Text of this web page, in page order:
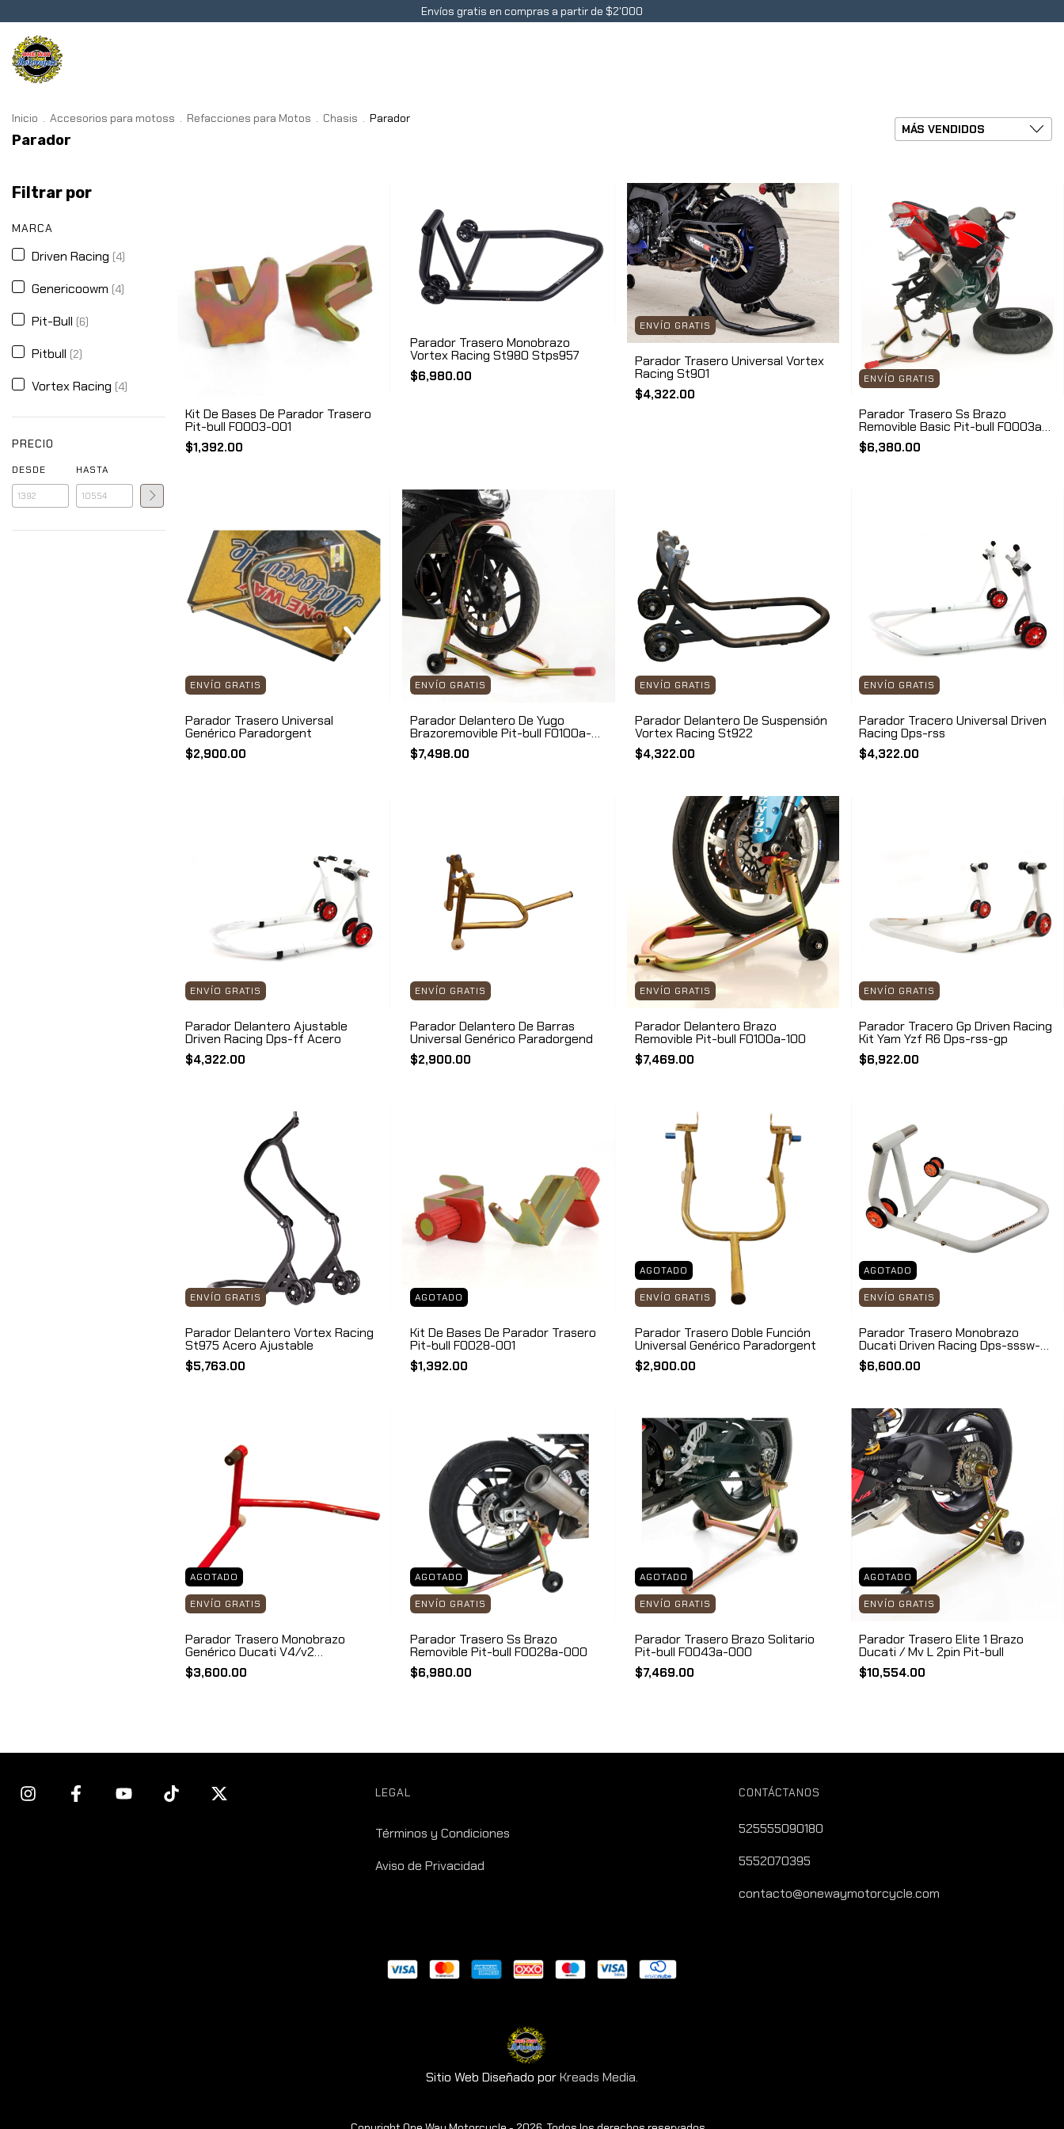
Envíos gratis en compras a partir de $2'000
Inicio . Accesorios para motoss . Refacciones para Motos . Chasis . Parador
Parador
Filtrar por
MARCA
Driven Racing (4)
Genericoowm (4)
Pit-Bull (6)
Pitbull (2)
Vortex Racing (4)
PRECIO
DESDE HASTA
Kit De Bases De Parador Trasero
Pit-bull F0003-001
$1,392.00
Parador Trasero Monobrazo
Vortex Racing St980 Stps957
$6,980.00
ENVÍO GRATIS
Parador Trasero Universal Vortex
Racing St901
$4,322.00
ENVÍO GRATIS
Parador Trasero Ss Brazo
Removible Basic Pit-bull F0003a-
000
$6,380.00
ENVÍO GRATIS
Parador Trasero Universal
Genérico Paradorgent
$2,900.00
ENVÍO GRATIS
Parador Delantero De Yugo
Brazoremovible Pit-bull F0100a-
000
$7,498.00
ENVÍO GRATIS
Parador Delantero De Suspensión
Vortex Racing St922
$4,322.00
ENVÍO GRATIS
Parador Tracero Universal Driven
Racing Dps-rss
$4,322.00
ENVÍO GRATIS
Parador Delantero Ajustable
Driven Racing Dps-ff Acero
$4,322.00
ENVÍO GRATIS
Parador Delantero De Barras
Universal Genérico Paradorgend
$2,900.00
ENVÍO GRATIS
Parador Delantero Brazo
Removible Pit-bull F0100a-100
$7,469.00
ENVÍO GRATIS
Parador Tracero Gp Driven Racing
Kit Yam Yzf R6 Dps-rss-gp
$6,922.00
ENVÍO GRATIS
Parador Delantero Vortex Racing
St975 Acero Ajustable
$5,763.00
AGOTADO
Kit De Bases De Parador Trasero
Pit-bull F0028-001
$1,392.00
AGOTADO
ENVÍO GRATIS
Parador Trasero Doble Función
Universal Genérico Paradorgent
$2,900.00
AGOTADO
ENVÍO GRATIS
Parador Trasero Monobrazo
Ducati Driven Racing Dps-sssw-
du1
$6,600.00
AGOTADO
ENVÍO GRATIS
Parador Trasero Monobrazo
Genérico Ducati V4/v2
Paradorgentd
$3,600.00
AGOTADO
ENVÍO GRATIS
Parador Trasero Ss Brazo
Removible Pit-bull F0028a-000
$6,980.00
AGOTADO
ENVÍO GRATIS
Parador Trasero Brazo Solitario
Pit-bull F0043a-000
$7,469.00
AGOTADO
ENVÍO GRATIS
Parador Trasero Elite 1 Brazo
Ducati / Mv L 2pin Pit-bull
$10,554.00
LEGAL
Términos y Condiciones
Aviso de Privacidad
CONTÁCTANOS
525555090180
5552070395
contacto@onewaymotorcycle.com
Sitio Web Diseñado porKreads Media.